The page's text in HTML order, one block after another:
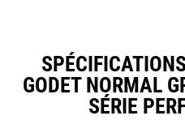
GODET NORMAL
SÉRIE